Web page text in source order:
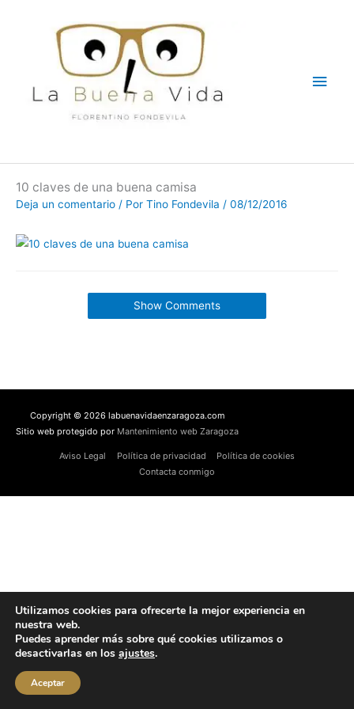
10 claves de una buena camisa
Deja un comentario / Por Tino Fondevila / 08/12/2016
Show Comments
Copyright © 2026 labuenavidaenzaragoza.com
Sitio web protegido por Mantenimiento web Zaragoza
Aviso Legal Política de privacidad
Política de cookies
Contacta conmigo
Utilizamos cookies para ofrecerte la mejor experiencia en
nuestra web.
Puedes aprender más sobre qué cookies utilizamos o
desactivarlas en los ajustes.
Aceptar